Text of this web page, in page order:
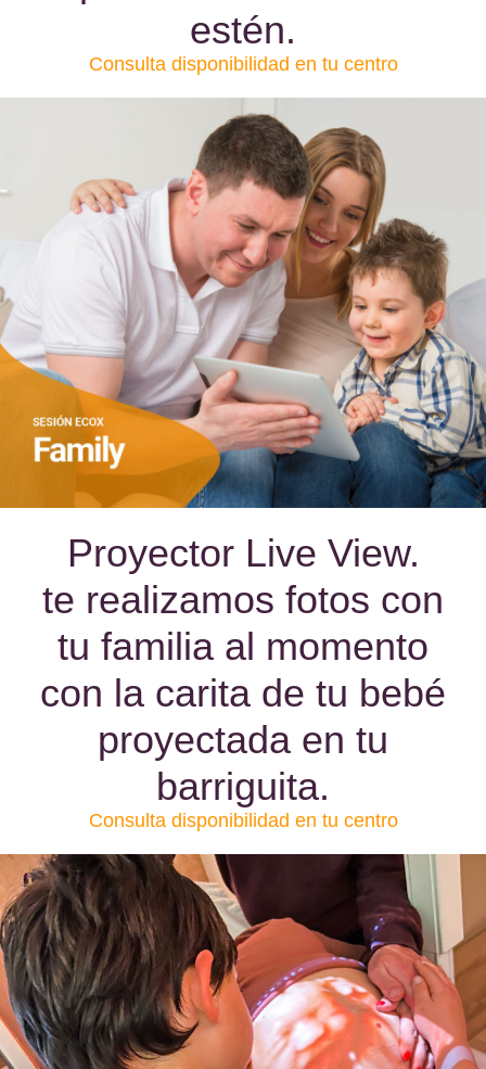
estén.
Consulta disponibilidad en tu centro
Proyector Live View.
te realizamos fotos con
tu familia al momento
con la carita de tu bebé
proyectada en tu
barriguita.
Consulta disponibilidad en tu centro